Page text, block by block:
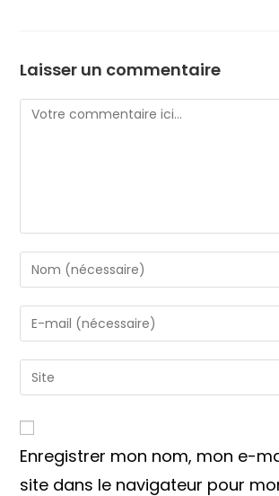
Laisser un commentaire
Comment
Enter
your
name
or
to
comment
Enter
your
email
address
Saisir
l’URL
votre
site
(facultatif)
Enregistrer mon nom, mon e-
site dans le navigateur pour